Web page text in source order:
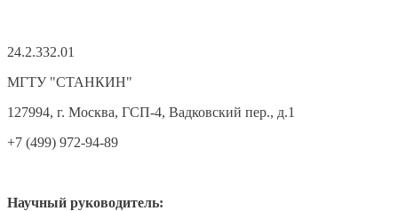
24.2.332.01
МГТУ "СТАНКИН"
127994, г. Москва, ГСП-4, Вадковский пер., д.1
+7 (499) 972-94-89
Научный руководитель: